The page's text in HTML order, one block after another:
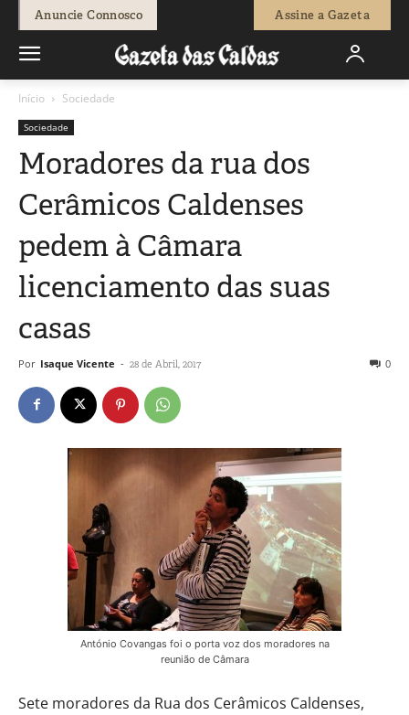
Anuncie Connosco Assine a Gazeta
Início Sociedade
Sociedade
Moradores da rua dos
Cerâmicos Caldenses
pedem à Câmara
licenciamento das suas
casas
Por Isaque Vicente - 28 de Abril, 2017 0
António Covangas foi o porta voz dos moradores na
reunião de Câmara
Sete moradores da Rua dos Cerâmicos Caldenses,